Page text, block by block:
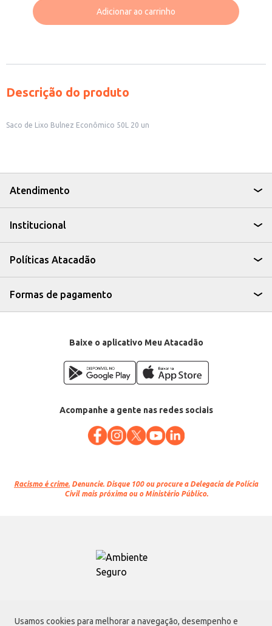
Usamos cookies para melhorar a navegação, desempenho e
Adicionar ao carrinho
Descrição do produto
Saco de Lixo Bulnez Econômico 50L 20 un
Atendimento
Institucional
Políticas Atacadão
Formas de pagamento
Baixe o aplicativo Meu Atacadão
Acompanhe a gente nas redes sociais
Racismo é crime. Denuncie. Disque 100 ou procure a Delegacia de Polícia
Civil mais próxima ou o Ministério Público.
Atacadão S.A.